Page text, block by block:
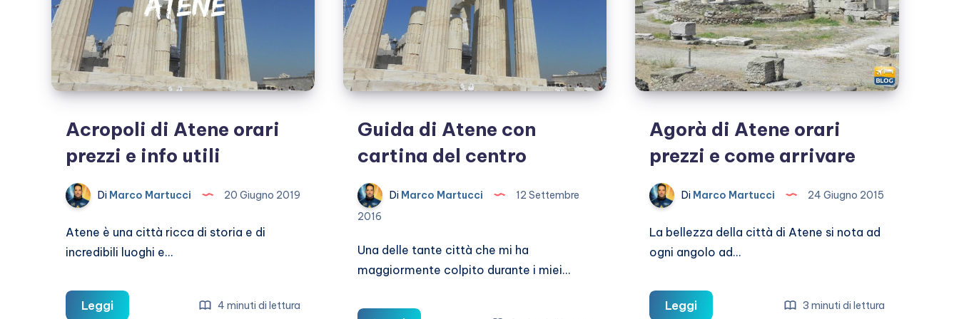
Acropoli di Atene orari
prezzi e info utili
Di Marco Martucci 20 Giugno 2019
Atene è una città ricca di storia e di
incredibili luoghi e…
LeggiAcropoli
4 minuti di lettura
Guida di Atene con
cartina del centro
Di Marco Martucci
12 Settembre
2016
Una delle tante città che mi ha
maggiormente colpito durante i miei…
Agorà di Atene orari
prezzi e come arrivare
Di Marco Martucci 24 Giugno 2015
La bellezza della città di Atene si nota ad
ogni angolo ad…
LeggiAgorà
3 minuti di lettura